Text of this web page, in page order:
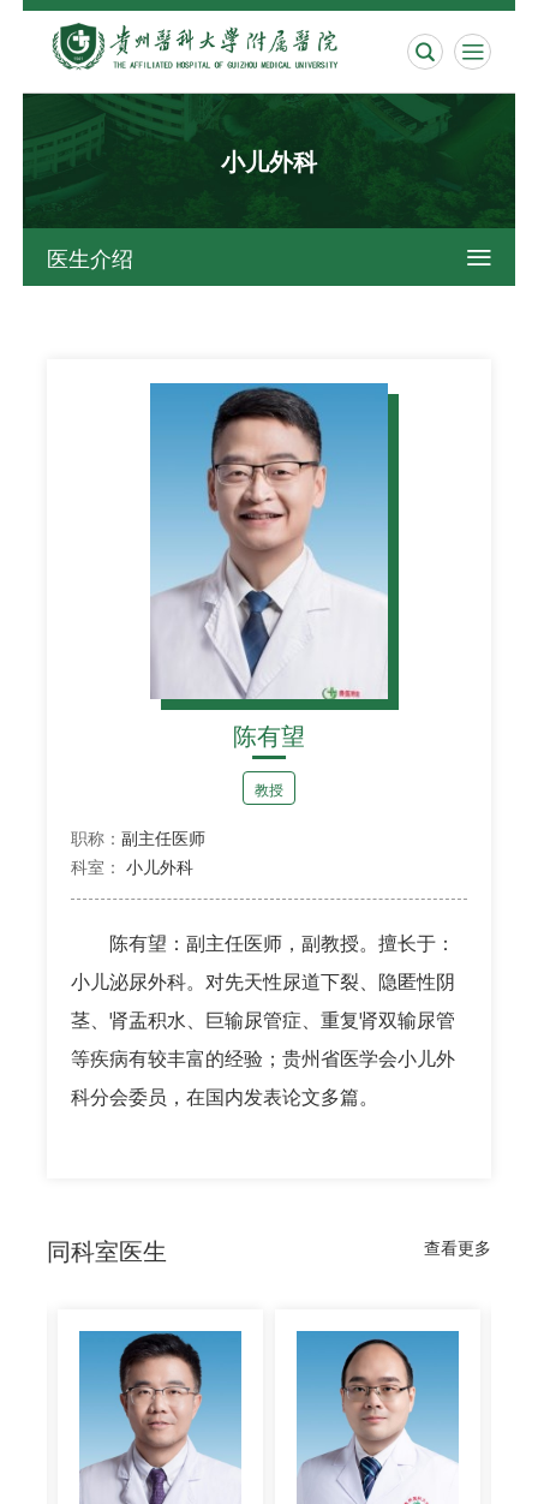
 
小儿外科
医生介绍 
陈有望
教授
职称：副主任医师
科室： 小儿外科
陈有望：副主任医师，副教授。擅长于：
小儿泌尿外科。对先天性尿道下裂、隐匿性阴
茎、肾盂积水、巨输尿管症、重复肾双输尿管
等疾病有较丰富的经验；贵州省医学会小儿外
科分会委员，在国内发表论文多篇。
同科室医生 查看更多